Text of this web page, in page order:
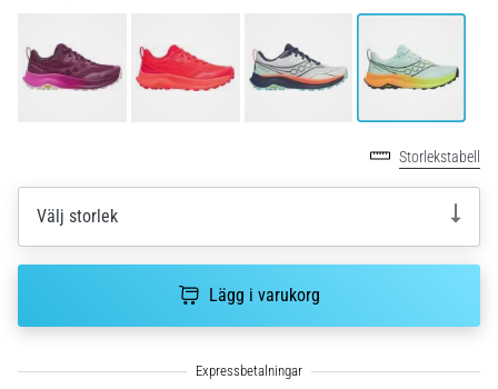
de
vanligaste
fasciit.
Vad
5. 8. 2026
9 min. läsning
Storlekstabell
Välj storlek
Lägg i varukorg